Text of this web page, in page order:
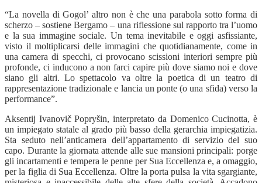
“La novella di Gogol’ altro non è che una parabola sotto forma di
scherzo – sostiene Bergamo – una riflessione sul rapporto tra l’uomo
e la sua immagine sociale. Un tema inevitabile e oggi asfissiante,
visto il moltiplicarsi delle immagini che quotidianamente, come in
una camera di specchi, ci provocano scissioni interiori sempre più
profonde, ci inducono a non farci capire più dove siamo noi e dove
siano gli altri. Lo spettacolo va oltre la poetica di un teatro di
rappresentazione tradizionale e lancia un ponte (o una sfida) verso la
performance”.
Aksentij Ivanovič Popryšin, interpretato da Domenico Cucinotta, è
un impiegato statale al grado più basso della gerarchia impiegatizia.
Sta seduto nell’anticamera dell’appartamento di servizio del suo
capo. Durante la giornata attende alle sue mansioni principali: porge
gli incartamenti e tempera le penne per Sua Eccellenza e, a omaggio,
per la figlia di Sua Eccellenza. Oltre la porta pulsa la vita sgargiante,